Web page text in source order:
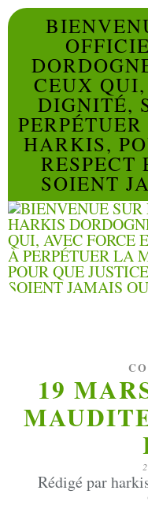
CEUX
DIGNITÉ,
HARKIS,
RESPECT
SOIENT
19
Rédigé par